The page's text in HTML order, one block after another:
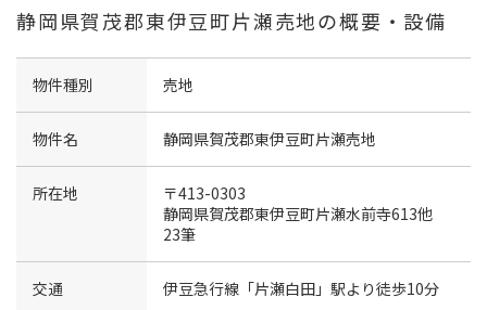
静岡県賀茂郡東伊豆町片瀬売地の概要・設備
物件種別 売地
物件名 静岡県賀茂郡東伊豆町片瀬売地
所在地
〒413-0303
静岡県賀茂郡東伊豆町片瀬水前寺613他
23筆
交通 伊豆急行線「片瀬白田」駅より徒歩10分